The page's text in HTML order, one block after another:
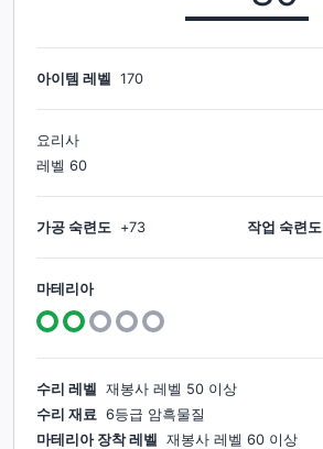
아이템 레벨 170
요리사
레벨 60
가공 숙련도 +73 작업 숙련도
마테리아
수리 레벨 재봉사 레벨 50 이상
수리 재료 6등급 암흑물질
마테리아 장착 레벨
재봉사 레벨 60 이상